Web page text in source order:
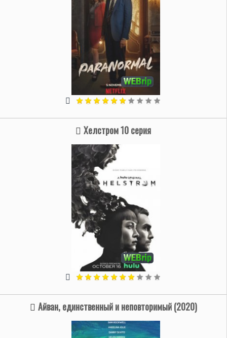
Хелстром 10 серия
Айван, единственный и неповторимый (2020)